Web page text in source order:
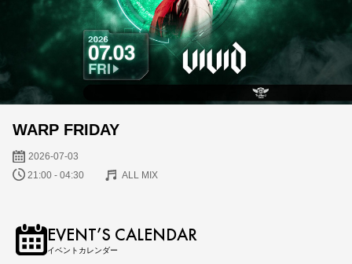
WARP FRIDAY
2026-07-03
21:00 - 04:30 ALL MIX
EVENT’S CALENDAR
イベントカレンダー